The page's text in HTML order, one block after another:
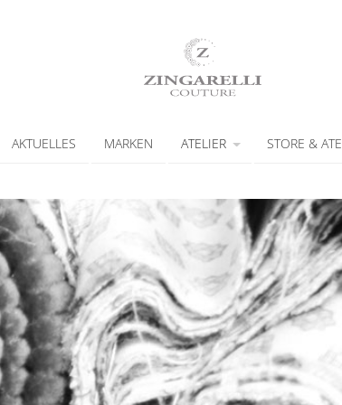
AKTUELLES MARKEN ATELIER STORE &